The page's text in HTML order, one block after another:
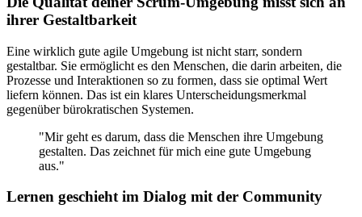
ihrer Gestaltbarkeit
Eine wirklich gute agile Umgebung ist nicht starr, sondern
gestaltbar. Sie ermöglicht es den Menschen, die darin arbeiten, die
Prozesse und Interaktionen so zu formen, dass sie optimal Wert
liefern können. Das ist ein klares Unterscheidungsmerkmal
gegenüber bürokratischen Systemen.
"Mir geht es darum, dass die Menschen ihre Umgebung
gestalten. Das zeichnet für mich eine gute Umgebung
aus."
Lernen geschieht im Dialog mit der Community